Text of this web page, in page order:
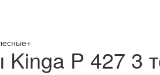
P 427 3